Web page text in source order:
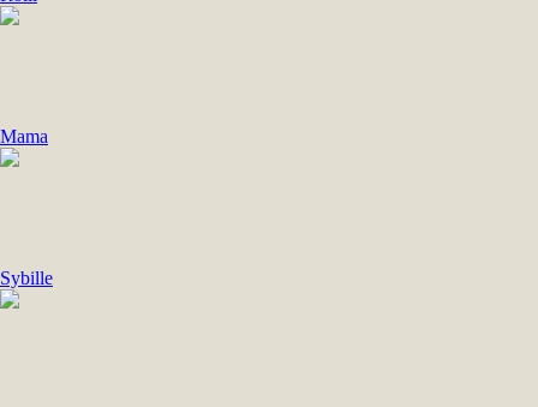
Mama
Sybille